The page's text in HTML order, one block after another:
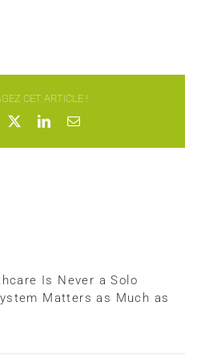
CET ARTICLE !
LinkedIn
Is Never a Solo
Matters as Much as